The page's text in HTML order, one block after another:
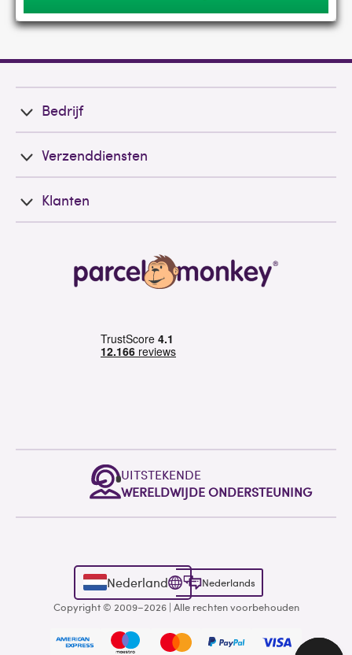
Bedrijf
Verzenddiensten
Klanten
UITSTEKENDE
WERELDWIJDE ONDERSTEUNING
Nederland
Nederlands
Copyright © 2009–2026 | Alle rechten voorbehouden